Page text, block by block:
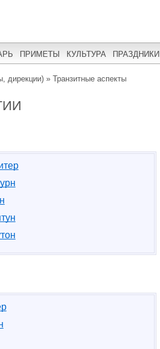
ПРИМЕТЫ КУЛЬТУРА ПРАЗДНИКИ
дирекции) » Транзитные аспекты